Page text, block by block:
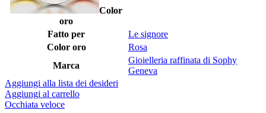
Color
oro
Fatto per
Le signore
Color oro
Rosa
Marca
Gioielleria raffinata di Sophy
Geneva
Aggiungi alla lista dei desideri
Aggiungi al carrello
Occhiata veloce